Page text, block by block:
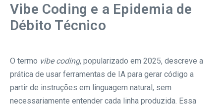
Vibe Coding e a Epidemia de
Débito Técnico
O termo vibe coding, popularizado em 2025, descreve a
prática de usar ferramentas de IA para gerar código a
partir de instruções em linguagem natural, sem
necessariamente entender cada linha produzida. Essa